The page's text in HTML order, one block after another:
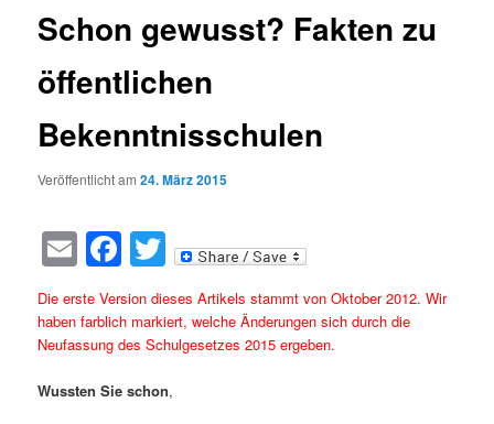
Schon gewusst? Fakten zu
öffentlichen
Bekenntnisschulen
Veröffentlicht am24. März 2015
EmailFacebook
Twitter
Die erste Version dieses Artikels stammt von Oktober 2012. Wir
haben farblich markiert, welche Änderungen sich durch die
Neufassung des Schulgesetzes 2015 ergeben.
Wussten Sie schon,